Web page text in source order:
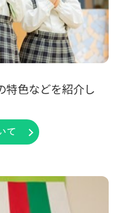
特色などを紹介し
て